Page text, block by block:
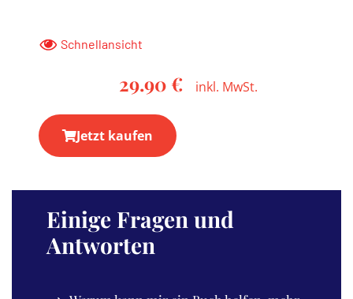
Schnellansicht
29.90 €
Jetzt kaufen
Einige Fragen und
Antworten